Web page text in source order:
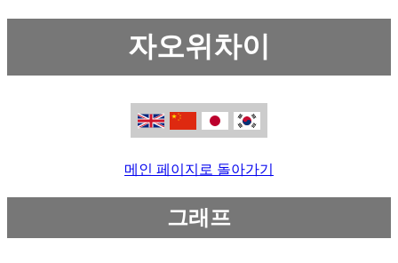
자오위차이
메인 페이지로 돌아가기
그래프